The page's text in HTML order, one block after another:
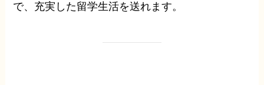
で、充実した留学生活を送れます。